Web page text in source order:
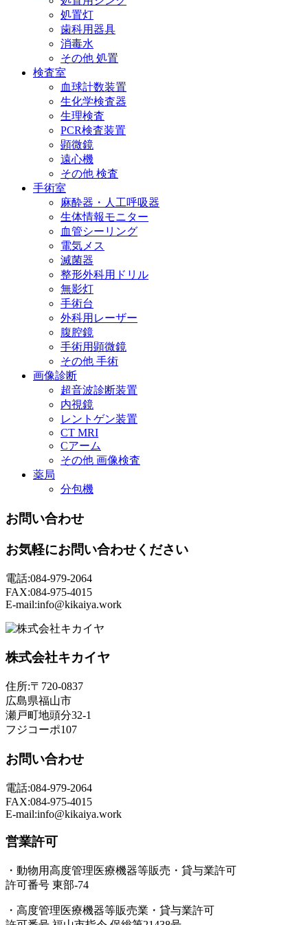
処置灯
歯科用器具
消毒水
その他 処置
検査室
血球計数装置
生化学検査器
生理検査
PCR検査装置
顕微鏡
遠心機
その他 検査
手術室
麻酔器・人工呼吸器
生体情報モニター
血管シーリング
電気メス
滅菌器
整形外科用ドリル
無影灯
手術台
外科用レーザー
腹腔鏡
手術用顕微鏡
その他 手術
画像診断
超音波診断装置
内視鏡
レントゲン装置
CT MRI
Cアーム
その他 画像検査
薬局
分包機
お問い合わせ
お気軽にお問い合わせください
電話:084-979-2064
FAX:084-975-4015
E-mail:info@kikaiya.work
株式会社キカイヤ
住所:〒720-0837
広島県福山市
瀬戸町地頭分32-1
フジコーポ107
お問い合わせ
電話:084-979-2064
FAX:084-975-4015
E-mail:info@kikaiya.work
営業許可
・動物用高度管理医療機器等販売・貸与業許可
許可番号 東部-74
・高度管理医療機器等販売業・貸与業許可